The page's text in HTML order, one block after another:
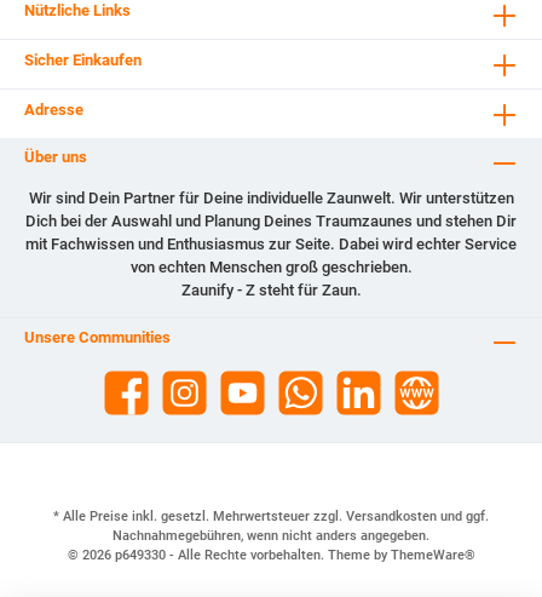
Nützliche Links
Sicher Einkaufen
Adresse
Über uns
Wir sind Dein Partner für Deine individuelle Zaunwelt. Wir unterstützen
Dich bei der Auswahl und Planung Deines Traumzaunes und stehen Dir
mit Fachwissen und Enthusiasmus zur Seite. Dabei wird echter Service
von echten Menschen groß geschrieben.
Zaunify - Z steht für Zaun.
Unsere Communities
* Alle Preise inkl. gesetzl. Mehrwertsteuer zzgl. Versandkosten und ggf.
Nachnahmegebühren, wenn nicht anders angegeben.
© 2026 p649330 - Alle Rechte vorbehalten. Theme by ThemeWare®